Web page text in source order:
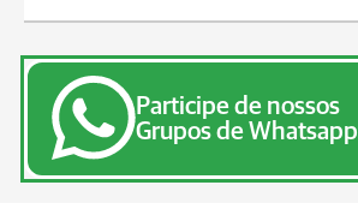
Participe de nossos
Grupos de Whatsapp